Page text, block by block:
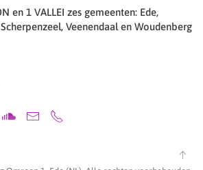
en 1 VALLEI zes gemeenten: Ede,
Veenendaal en Woudenberg